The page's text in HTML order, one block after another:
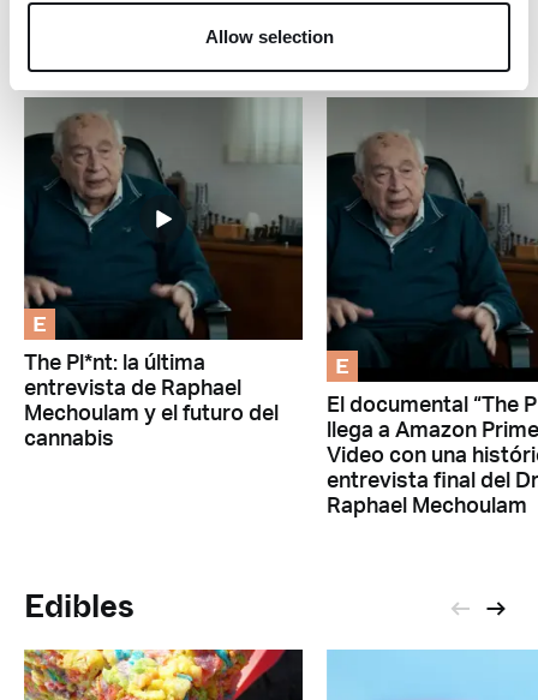
Allow selection
Estilo de vida
E
The Pl*nt: la última
entrevista de Raphael
Mechoulam y el futuro del
cannabis
E
El documental “The
llega a Amazon Prime
Video con una
entrevista final del
Raphael Mechoulam
Edibles